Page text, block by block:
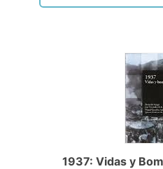
1937: Vidas y